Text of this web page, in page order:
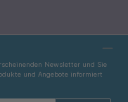
Newsletter und Sie
und Angebote informiert